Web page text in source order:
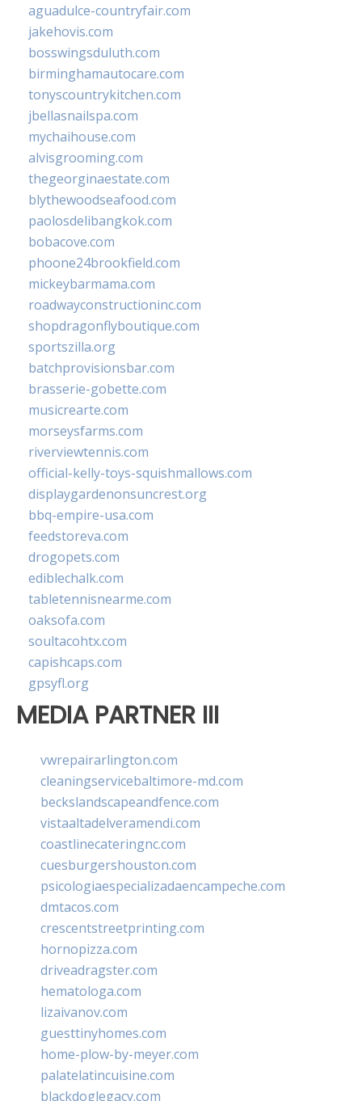
aguadulce-countryfair.com
jakehovis.com
bosswingsduluth.com
birminghamautocare.com
tonyscountrykitchen.com
jbellasnailspa.com
mychaihouse.com
alvisgrooming.com
thegeorginaestate.com
blythewoodseafood.com
paolosdelibangkok.com
bobacove.com
phoone24brookfield.com
mickeybarmama.com
roadwayconstructioninc.com
shopdragonflyboutique.com
sportszilla.org
batchprovisionsbar.com
brasserie-gobette.com
musicrearte.com
morseysfarms.com
riverviewtennis.com
official-kelly-toys-squishmallows.com
displaygardenonsuncrest.org
bbq-empire-usa.com
feedstoreva.com
drogopets.com
ediblechalk.com
tabletennisnearme.com
oaksofa.com
soultacohtx.com
capishcaps.com
gpsyfl.org
MEDIA PARTNER III
vwrepairarlington.com
cleaningservicebaltimore-md.com
beckslandscapeandfence.com
vistaaltadelveramendi.com
coastlinecateringnc.com
cuesburgershouston.com
psicologiaespecializadaencampeche.com
dmtacos.com
crescentstreetprinting.com
hornopizza.com
driveadragster.com
hematologa.com
lizaivanov.com
guesttinyhomes.com
home-plow-by-meyer.com
palatelatincuisine.com
blackdoglegacy.com